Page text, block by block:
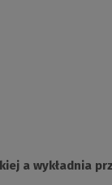
a wykładnia